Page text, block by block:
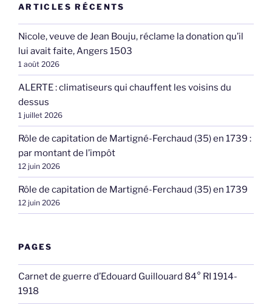
ARTICLES RÉCENTS
Nicole, veuve de Jean Bouju, réclame la donation qu’il
lui avait faite, Angers 1503
1 août 2026
ALERTE : climatiseurs qui chauffent les voisins du
dessus
1 juillet 2026
Rôle de capitation de Martigné-Ferchaud (35) en 1739 :
par montant de l’impôt
12 juin 2026
Rôle de capitation de Martigné-Ferchaud (35) en 1739
12 juin 2026
PAGES
Carnet de guerre d’Edouard Guillouard 84° RI 1914-
1918